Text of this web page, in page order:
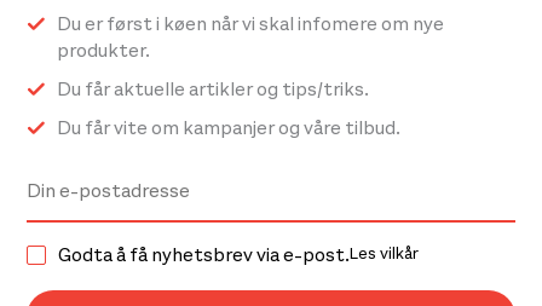
Du er først i køen når vi skal infomere om nye
produkter.
Du får aktuelle artikler og tips/triks.
Du får vite om kampanjer og våre tilbud.
Godta å få nyhetsbrev via e-post.Les vilkår